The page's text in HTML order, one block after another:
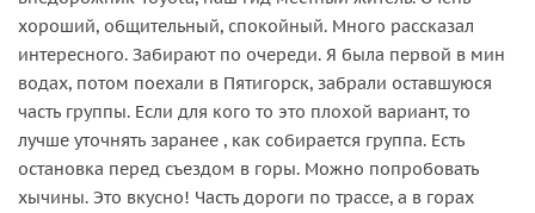
хороший, общительный, спокойный. Много рассказал
интересного. Забирают по очереди. Я была первой в мин
водах, потом поехали в Пятигорск, забрали оставшуюся
часть группы. Если для кого то это плохой вариант, то
лучше уточнять заранее , как собирается группа. Есть
остановка перед съездом в горы. Можно попробовать
хычины. Это вкусно! Часть дороги по трассе, а в горах